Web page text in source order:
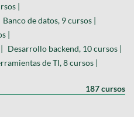
|
Banco de datos, 9 cursos |
|
Desarrollo backend, 10 cursos |
de TI, 8 cursos |
187 cursos